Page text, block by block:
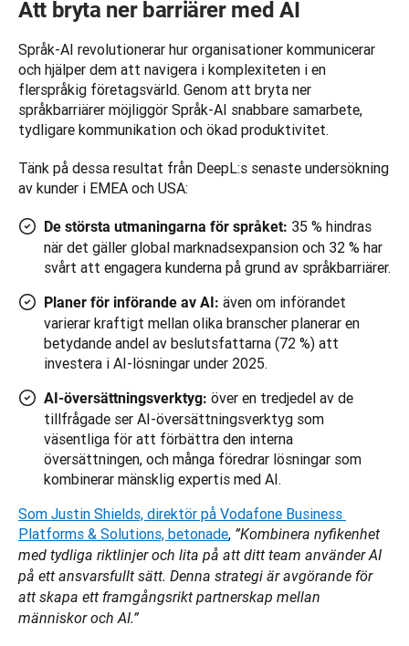
Att bryta ner barriärer med AI
Språk-AI revolutionerar hur organisationer kommunicerar
och hjälper dem att navigera i komplexiteten i en
flerspråkig företagsvärld. Genom att bryta ner
språkbarriärer möjliggör Språk-AI snabbare samarbete,
tydligare kommunikation och ökad produktivitet.
Tänk på dessa resultat från DeepL:s senaste undersökning
De största utmaningarna för språket: 35 % hindras
när det gäller global marknadsexpansion och 32 % har
svårt att engagera kunderna på grund av språkbarriärer.
Planer för införande av AI: även om införandet
varierar kraftigt mellan olika branscher planerar en
betydande andel av beslutsfattarna (72 %) att
investera i AI-lösningar under 2025.
AI-översättningsverktyg: över en tredjedel av de
tillfrågade ser AI-översättningsverktyg som
väsentliga för att förbättra den interna
översättningen, och många föredrar lösningar som
kombinerar mänsklig expertis med AI.
Som Justin Shields, direktör på Vodafone Business
Platforms & Solutions, betonade, ”Kombinera nyfikenhet
med tydliga riktlinjer och lita på att ditt team använder AI
på ett ansvarsfullt sätt. Denna strategi är avgörande för
att skapa ett framgångsrikt partnerskap mellan
människor och AI.”